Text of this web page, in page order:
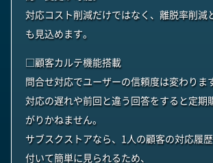
対応コスト削減だけではなく、離脱率削減
も見込めます。
□顧客カルテ機能搭載
問合せ対応でユーザーの信頼度は変わりま
対応の遅れや前回と違う回答をすると定期
がりかねません。
サブスクストアなら、1人の顧客の対応履
付いて簡単に見られるため、